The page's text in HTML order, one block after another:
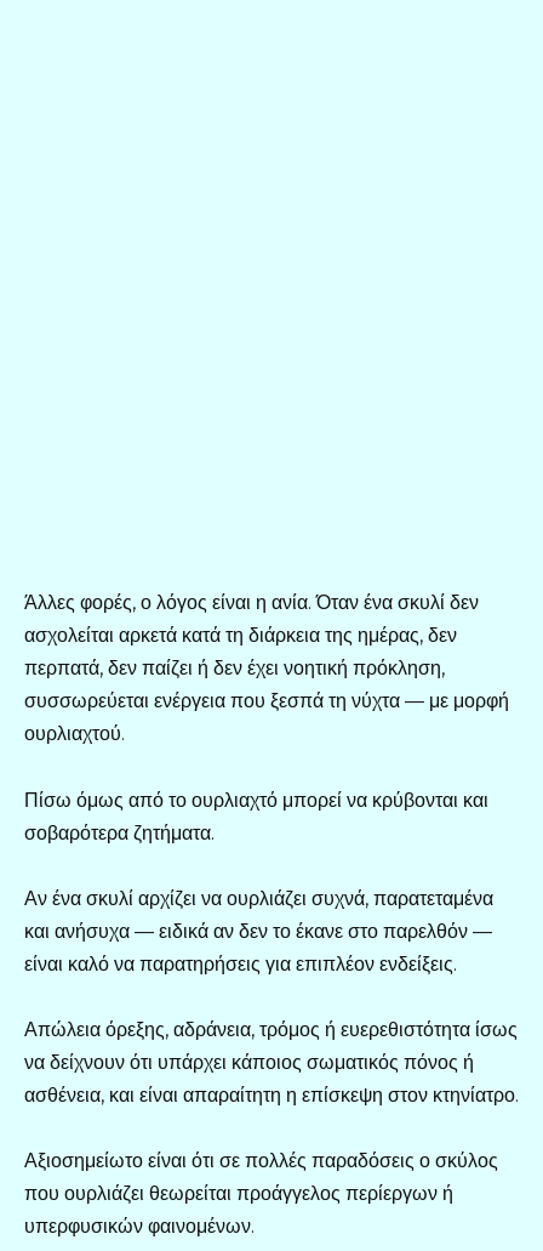
Άλλες φορές, ο λόγος είναι η ανία. Όταν ένα σκυλί δεν
ασχολείται αρκετά κατά τη διάρκεια της ημέρας, δεν
περπατά, δεν παίζει ή δεν έχει νοητική πρόκληση,
συσσωρεύεται ενέργεια που ξεσπά τη νύχτα — με μορφή
ουρλιαχτού.
Πίσω όμως από το ουρλιαχτό μπορεί να κρύβονται και
σοβαρότερα ζητήματα.
Αν ένα σκυλί αρχίζει να ουρλιάζει συχνά, παρατεταμένα
και ανήσυχα — ειδικά αν δεν το έκανε στο παρελθόν —
είναι καλό να παρατηρήσεις για επιπλέον ενδείξεις.
Απώλεια όρεξης, αδράνεια, τρόμος ή ευερεθιστότητα ίσως
να δείχνουν ότι υπάρχει κάποιος σωματικός πόνος ή
ασθένεια, και είναι απαραίτητη η επίσκεψη στον κτηνίατρο.
Αξιοσημείωτο είναι ότι σε πολλές παραδόσεις ο σκύλος
που ουρλιάζει θεωρείται προάγγελος περίεργων ή
υπερφυσικών φαινομένων.